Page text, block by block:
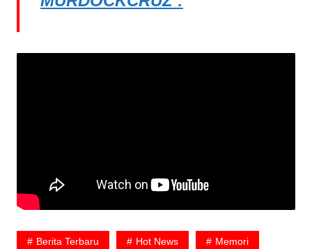
Berita Terbaru Hot News Memori